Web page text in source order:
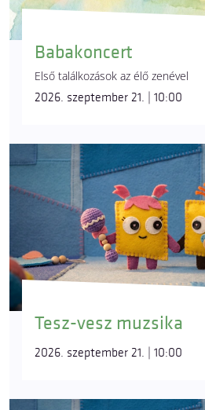
Babakoncert
Első találkozások az élő zenével
2026. szeptember 21. | 10:00
Tesz-vesz muzsika
2026. szeptember 21. | 10:00